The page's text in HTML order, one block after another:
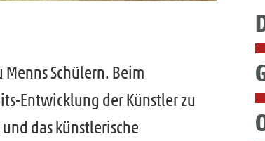
Schülern. Beim
Entwicklung der Künstler zu
das künstlerische